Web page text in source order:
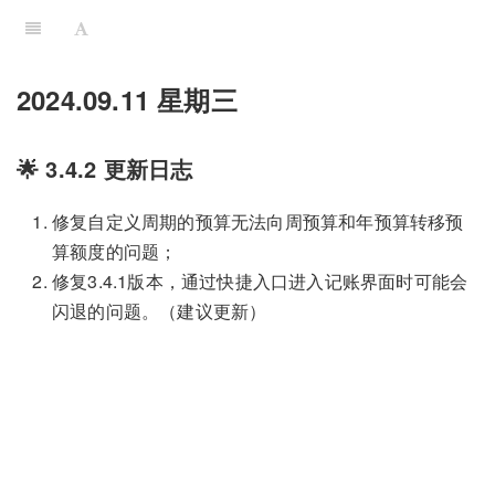
2024.09.11 星期三
🌟 3.4.2 更新日志
修复自定义周期的预算无法向周预算和年预算转移预
算额度的问题；
修复3.4.1版本，通过快捷入口进入记账界面时可能会
闪退的问题。（建议更新）